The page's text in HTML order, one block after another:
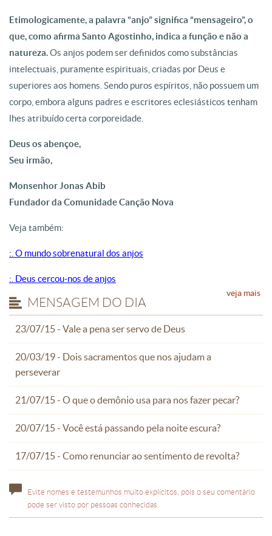
Etimologicamente, a palavra “anjo” significa “mensageiro”, o
que, como afirma Santo Agostinho, indica a função e não a
natureza.Os anjos podem ser definidos como substâncias
intelectuais, puramente espirituais, criadas por Deus e
superiores aos homens. Sendo puros espíritos, não possuem um
corpo, embora alguns padres e escritores eclesiásticos tenham
lhes atribuído certa corporeidade.
Deus os abençoe,
Seu irmão,
Monsenhor Jonas Abib
Fundador da Comunidade Canção Nova
Veja também:
:. O mundo sobrenatural dos anjos
:. Deus cercou-nos de anjos
MENSAGEM DO DIA
23/07/15 - Vale a pena ser servo de Deus
20/03/19 - Dois sacramentos que nos ajudam a
perseverar
21/07/15 - O que o demônio usa para nos fazer pecar?
20/07/15 - Você está passando pela noite escura?
17/07/15 - Como renunciar ao sentimento de revolta?
veja mais
Evite nomes e testemunhos muito explícitos, pois o seu comentário
pode ser visto por pessoas conhecidas.